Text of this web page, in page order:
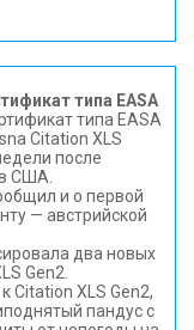
типа EASA
типа EASA
Citation XLS
после
США.
и о первой
— австрийской
два новых
Gen2.
Citation XLS Gen2,
пандус с